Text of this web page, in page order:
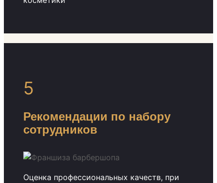
5
Рекомендации по набору
сотрудников
Оценка профессиональных качеств, при